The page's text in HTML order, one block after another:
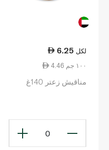
6.25 لكل
4.46 ١٠٠ جم
مناقيش زعتر 140غ
0